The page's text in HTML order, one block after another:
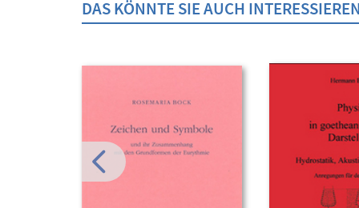
DAS KÖNNTE SIE AUCH